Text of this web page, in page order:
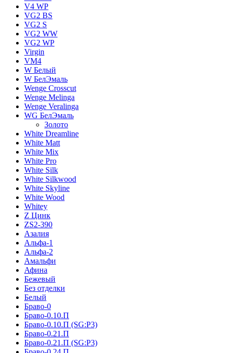
V4 WР
VG2 BS
VG2 S
VG2 WW
VG2 WР
Virgin
VM4
W Белый
W БелЭмаль
Wenge Crosscut
Wenge Melinga
Wenge Veralinga
WG БелЭмаль
Золото
White Dreamline
White Matt
White Mix
White Pro
White Silk
White Silkwood
White Skyline
White Wood
Whitey
Z Цинк
ZS2-390
Азалия
Альфа-1
Альфа-2
Амальфи
Афина
Бежевый
Без отделки
Белый
Браво-0
Браво-0.10.П
Браво-0.10.П (SG:P3)
Браво-0.21.П
Браво-0.21.П (SG:P3)